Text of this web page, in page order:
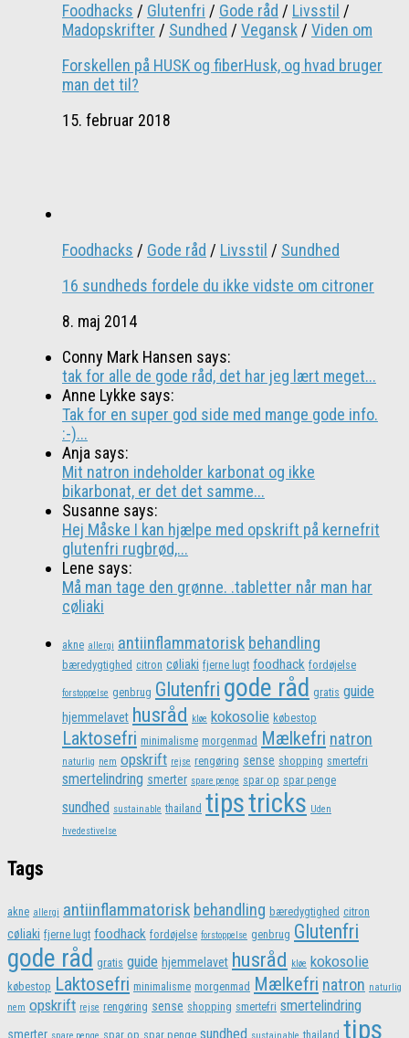
Foodhacks / Glutenfri / Gode råd / Livsstil /
Madopskrifter / Sundhed / Vegansk/ Viden om
Forskellen på HUSK og fiberHusk, og hvad bruger
man det til?
15. februar 2018
Foodhacks / Gode råd / Livsstil / Sundhed
16 sundheds fordele du ikke vidste om citroner
8. maj 2014
Conny Mark Hansen says:
tak for alle de gode råd, det har jeg lært meget...
Anne Lykke says:
Tak for en super god side med mange gode info.
:-)...
Anja says:
Mit natron indeholder karbonat og ikke
bikarbonat, er det det samme...
Susanne says:
Hej Måske I kan hjælpe med opskrift på kernefrit
glutenfri rugbrød,...
Lene says:
Må man tage den grønne. .tabletter når man har
cøliaki
akne allergi antiinflammatorisk behandling
bæredygtighed citron cøliaki fjerne lugt foodhack fordøjelse
forstoppelse genbrug Glutenfri gode råd gratis guide
hjemmelavet husråd kløe kokosolie købestop
Laktosefri minimalisme morgenmad Mælkefri natron
naturlig nem opskrift rejse rengøring sense shopping smertefri
smertelindring smerter spare penge spar op spar penge
sundhed sustainable thailand tipstricks Uden
hvedestivelse
Tags
akne allergi antiinflammatorisk behandling bæredygtighed citron
cøliaki fjerne lugt foodhack fordøjelse forstoppelse genbrug Glutenfri
gode råd gratis guide hjemmelavet husråd kløe kokosolie
købestop Laktosefri minimalisme morgenmad Mælkefri natron naturlig
nem opskrift rejse rengøring sense shopping smertefri smertelindring
smerter spar op spar penge sundhed thailand tips